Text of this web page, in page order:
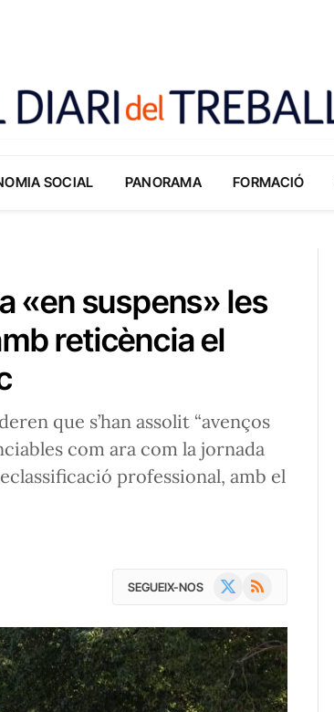
SOCIAL PANORAMA FORMACIÓ
«en suspens» les
reticència el
que s’han assolit “avenços
com ara com la jornada
professional, amb el
SEGUEIX-NOS RSS